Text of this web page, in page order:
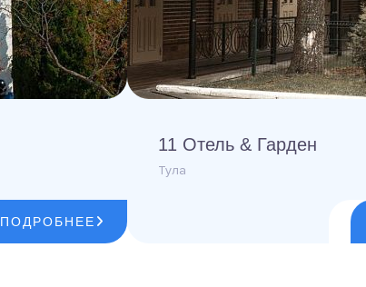
ПОДРОБНЕЕ
11 Отель & Гарден
Тула